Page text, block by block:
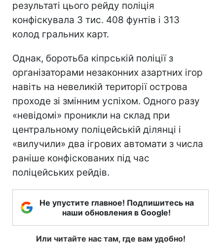
результаті цього рейду поліція
конфіскувала 3 тис. 408 фунтів і 313
колод гральних карт.
Однак, боротьба кіпрській поліції з
організаторами незаконних азартних ігор
навіть на невеликій території острова
проходе зі змінним успіхом. Одного разу
«невідомі» проникли на склад при
центральному поліцейській ділянці і
«вилучили» два ігрових автомати з числа
раніше конфіскованих під час
поліцейських рейдів.
Не упустите главное! Подпишитесь на
наши обновления в Google!
Или читайте нас там, где вам удобно!